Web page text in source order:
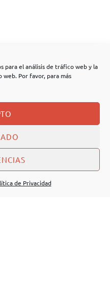
para el análisis de tráfico web y la
Por favor, para más
de Privacidad